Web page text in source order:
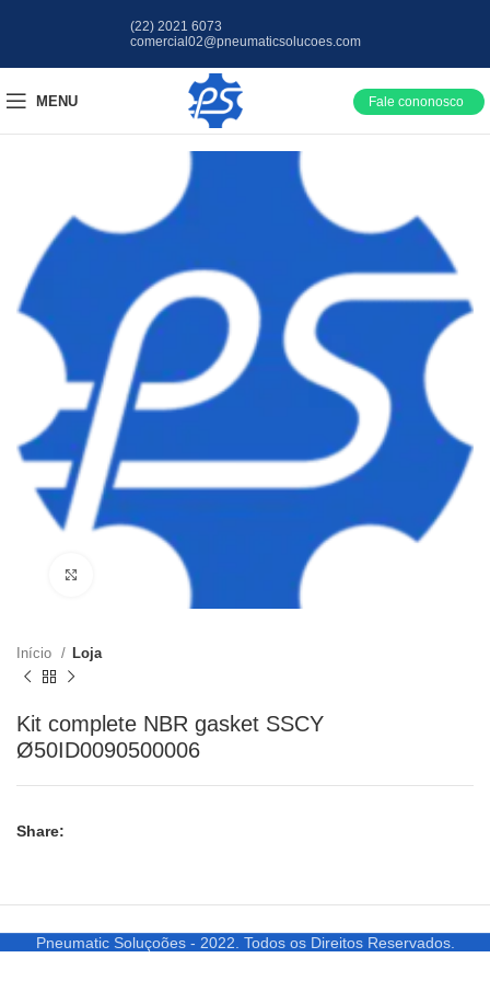
(22) 2021 6073
comercial02@pneumaticsolucoes.com
MENU Fale cononosco
Clique para ampliar
Início Loja
Kit complete NBR gasket SSCY
Ø50ID0090500006
Share:
Pneumatic Soluçoões - 2022. Todos os Direitos Reservados.